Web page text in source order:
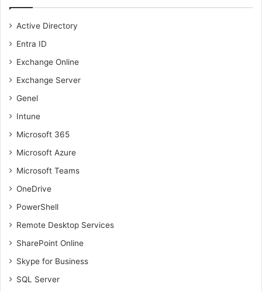
Active Directory
Entra ID
Exchange Online
Exchange Server
Genel
Intune
Microsoft 365
Microsoft Azure
Microsoft Teams
OneDrive
PowerShell
Remote Desktop Services
SharePoint Online
Skype for Business
SQL Server